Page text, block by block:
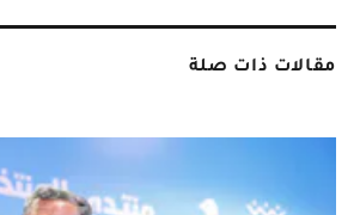
مقالات ذات صلة